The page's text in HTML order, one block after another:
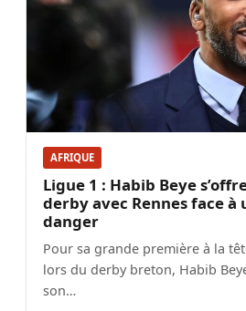
AFRIQUE
Ligue 1 : Habib Beye
derby avec Rennes face à
danger
Pour sa grande première à la
lors du derby breton, Habib
son…